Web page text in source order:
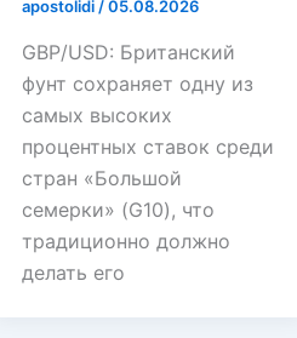
apostolidi/05.08.2026
GBP/USD: Британский
фунт сохраняет одну из
самых высоких
процентных ставок среди
стран «Большой
семерки» (G10), что
традиционно должно
делать его